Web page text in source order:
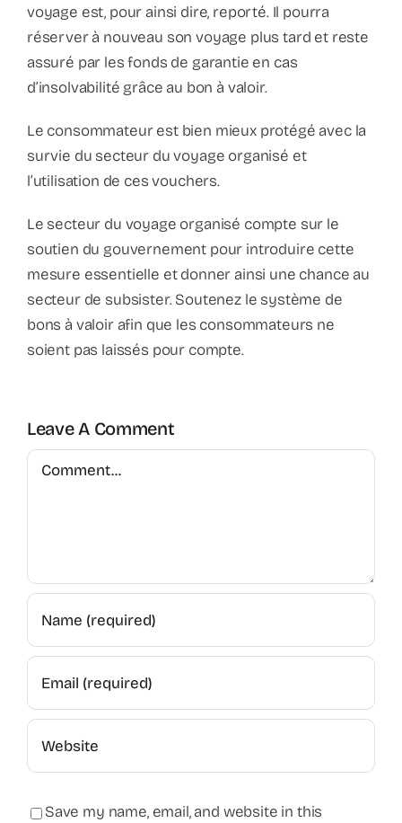
voyage est, pour ainsi dire, reporté. Il pourra
réserver à nouveau son voyage plus tard et reste
assuré par les fonds de garantie en cas
d’insolvabilité grâce au bon à valoir.
Le consommateur est bien mieux protégé avec la
survie du secteur du voyage organisé et
l’utilisation de ces vouchers.
Le secteur du voyage organisé compte sur le
soutien du gouvernement pour introduire cette
mesure essentielle et donner ainsi une chance au
secteur de subsister. Soutenez le système de
bons à valoir afin que les consommateurs ne
soient pas laissés pour compte.
Leave A Comment
Comment
Save my name, email, and website in this